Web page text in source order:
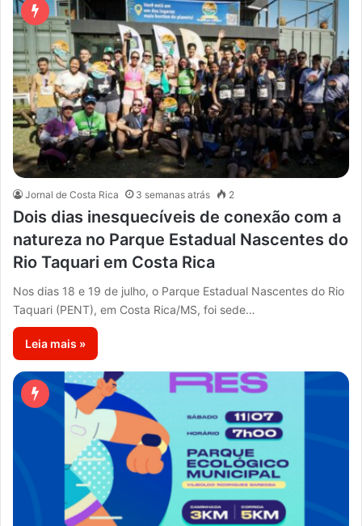
Jornal de Costa Rica 3 semanas atrás 2
Dois dias inesquecíveis de conexão com a
natureza no Parque Estadual Nascentes do
Rio Taquari em Costa Rica
Nos dias 18 e 19 de julho, o Parque Estadual Nascentes do Rio
Taquari (PENT), em Costa Rica/MS, foi sede…
Leia mais »